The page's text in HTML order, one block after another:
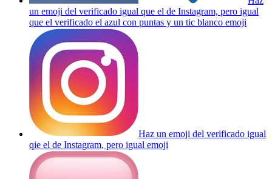
un emoji del verificado igual que el de Instagram, pero igual
que el verificado el azul con puntas y un tic blanco emoji
Haz un emoji del verificado igual
qie el de Instagram, pero igual emoji